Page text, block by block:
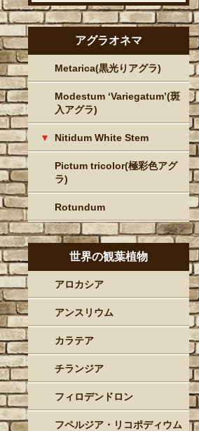
アグラオネマ
Metarica(黒光りアグラ)
Modestum ‘Variegatum’(斑
入アグラ)
Nitidum White Stem
Pictum tricolor(極彩色アグ
ラ)
Rotundum
世界の観葉植物
アロカシア
アンスリウム
カラテア
チランジア
フィロデンドロン
フペルジア・リコポディウム